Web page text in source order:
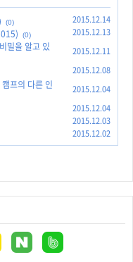
(0) 2015.12.14
(0) 2015.12.13
밀을 알고 있
2015.12.11
2015.12.08
프의 다른 인
2015.12.04
2015.12.04
2015.12.03
2015.12.02